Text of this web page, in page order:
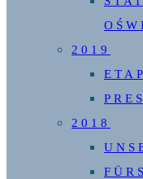
2019
2018